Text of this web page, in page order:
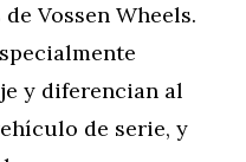
Vossen Wheels.
y diferencian al
de serie, y